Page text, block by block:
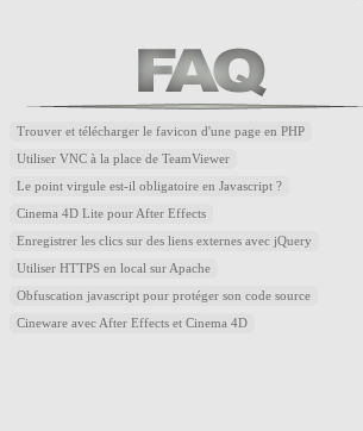
Trouver et télécharger le favicon d'une page en PHP
Utiliser VNC à la place de TeamViewer
Le point virgule est-il obligatoire en Javascript ?
Cinema 4D Lite pour After Effects
Enregistrer les clics sur des liens externes avec jQuery
Utiliser HTTPS en local sur Apache
Obfuscation javascript pour protéger son code source
Cineware avec After Effects et Cinema 4D